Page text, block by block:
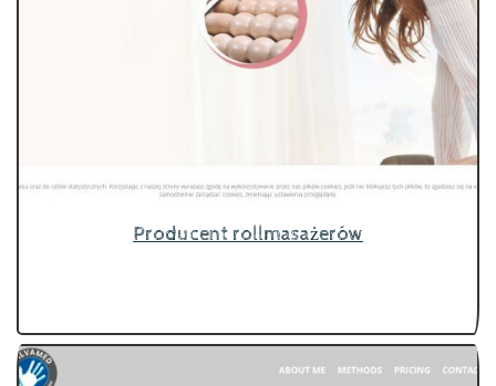
Producent rollmasażerów